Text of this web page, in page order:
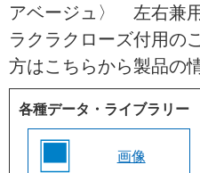
アベージュ〉 左右
ラクラクローズ付用の
方はこちらから製品の
各種データ・ライブラリー
画像